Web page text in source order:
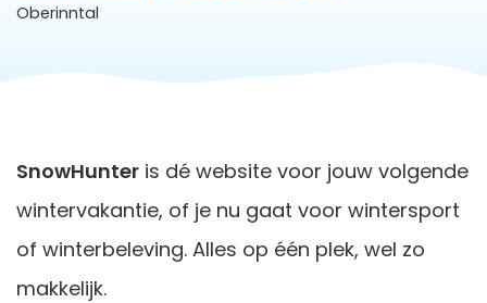
Oberinntal
SnowHunter is dé website voor jouw volgende
wintervakantie, of je nu gaat voor wintersport
of winterbeleving. Alles op één plek, wel zo
makkelijk.